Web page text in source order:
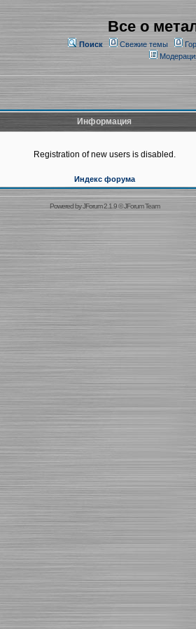
Все о
Поиск Свежие темы
Информация
Registration of new users is disabled.
Индекс форума
Powered byJForum 2.1.9©JForum Team